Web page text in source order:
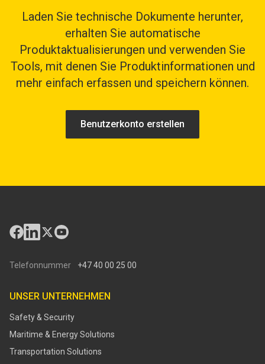
Laden Sie technische Dokumente herunter,
erhalten Sie automatische
Produktaktualisierungen und verwenden Sie
Tools, mit denen Sie Produktinformationen und
mehr einfach erfassen und speichern können.
Benutzerkonto erstellen
Telefonnummer +47 40 00 25 00
UNSER UNTERNEHMEN
Safety & Security
Maritime & Energy Solutions
Transportation Solutions